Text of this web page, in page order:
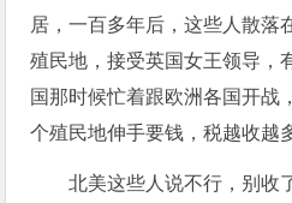
居，一百多年后，这些人散落
殖民地，接受英国女王领导，
国那时候忙着跟欧洲各国开战
个殖民地伸手要钱，税越收越
北美这些人说不行，别收